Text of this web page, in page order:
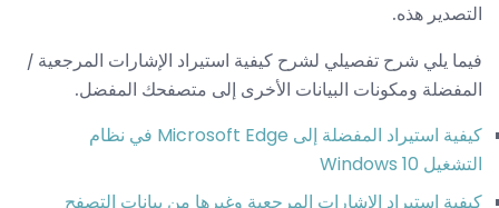
التصدير هذه.
فيما يلي شرح تفصيلي لشرح كيفية استيراد الإشارات المرجعية /
المفضلة ومكونات البيانات الأخرى إلى متصفحك المفضل.
كيفية استيراد المفضلة إلى Microsoft Edge في نظام
التشغيل Windows 10
كيفية استيراد الإشارات المرجعية وغيرها من بيانات التصفح